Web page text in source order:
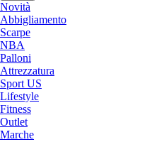
Novità
Abbigliamento
Scarpe
NBA
Palloni
Attrezzatura
Sport US
Lifestyle
Fitness
Outlet
Marche